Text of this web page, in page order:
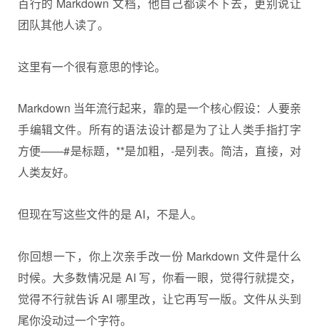
百行的 Markdown 文档，他自己都读不下去，更别说让
团队其他人读了。
这里有一个很有意思的悖论。
Markdown 当年流行起来，靠的是一个核心假设：人要亲
手编辑文件。所有的语法设计都是为了让人类手指打字
方便——#是标题，**是加粗，-是列表。简洁，直接，对
人类友好。
但现在写这些文件的是 AI，不是人。
你回想一下，你上次亲手改一份 Markdown 文件是什么
时候。大多数情况是 AI 写，你看一眼，觉得行就提交，
觉得不行就告诉 AI 哪里改，让它再写一版。文件从头到
尾你没动过一个字符。